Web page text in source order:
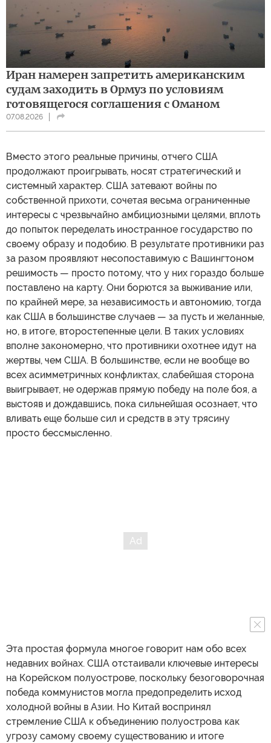
Иран намерен запретить американским
судам заходить в Ормуз по условиям
готовящегося соглашения с Оманом
07.08.2026
Вместо этого реальные причины, отчего США
продолжают проигрывать, носят стратегический и
системный характер. США затевают войны по
собственной прихоти, сочетая весьма ограниченные
интересы с чрезвычайно амбициозными целями, вплоть
до попыток переделать иностранное государство по
своему образу и подобию. В результате противники раз
за разом проявляют несопоставимую с Вашингтоном
решимость — просто потому, что у них гораздо больше
поставлено на карту. Они борются за выживание или,
по крайней мере, за независимость и автономию, тогда
как США в большинстве случаев — за пусть и желанные,
но, в итоге, второстепенные цели. В таких условиях
вполне закономерно, что противники охотнее идут на
жертвы, чем США. В большинстве, если не вообще во
всех асимметричных конфликтах, слабейшая сторона
выигрывает, не одержав прямую победу на поле боя, а
выстояв и дождавшись, пока сильнейшая осознает, что
вливать еще больше сил и средств в эту трясину
просто бессмысленно.
Эта простая формула многое говорит нам обо всех
недавних войнах. США отстаивали ключевые интересы
на Корейском полуострове, поскольку безоговорочная
победа коммунистов могла предопределить исход
холодной войны в Азии. Но Китай воспринял
стремление США к объединению полуострова как
угрозу самому своему существованию и итоге